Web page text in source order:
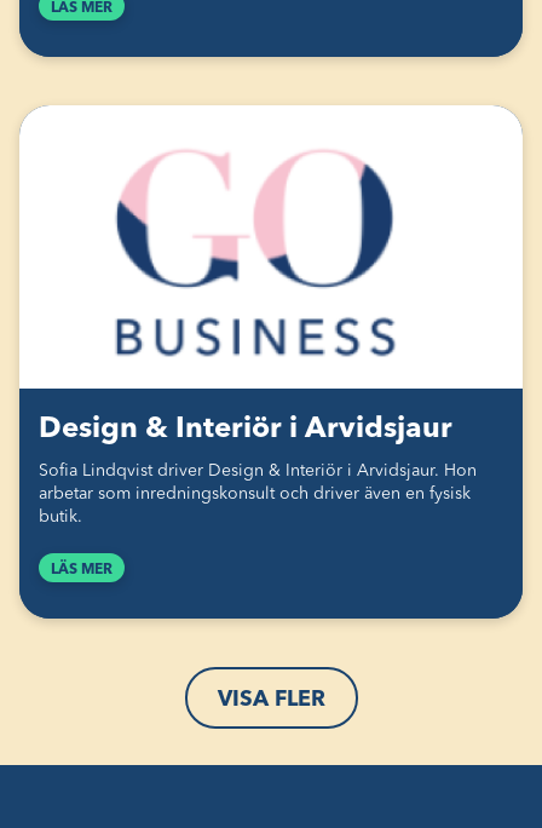
LÄS MER
Design & Interiör i Arvidsjaur
Sofia Lindqvist driver Design & Interiör i Arvidsjaur. Hon
arbetar som inredningskonsult och driver även en fysisk
butik.
LÄS MER
VISA FLER